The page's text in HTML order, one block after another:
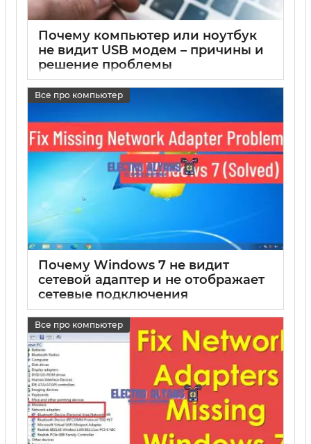
Почему компьютер или ноутбук
не видит USB модем – причины и
решение проблемы
17 05 2025 0
Все про компьютер
Почему Windows 7 не видит
сетевой адаптер и не отображает
сетевые подключения
17 05 2025 0
Все про компьютер